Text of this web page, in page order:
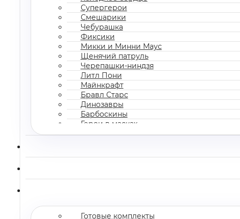
Супергерои
Смешарики
Чебурашка
Фиксики
Микки и Минни Маус
Щенячий патруль
Черепашки-ниндзя
Литл Пони
Майнкрафт
Бравл Старс
Динозавры
Барбоскины
Герои в масках
Все мультгерои
Готовые комплекты